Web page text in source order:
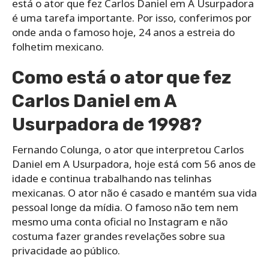
está o ator que fez Carlos Daniel em A Usurpadora
é uma tarefa importante. Por isso, conferimos por
onde anda o famoso hoje, 24 anos a estreia do
folhetim mexicano.
Como está o ator que fez
Carlos Daniel em A
Usurpadora de 1998?
Fernando Colunga, o ator que interpretou Carlos
Daniel em A Usurpadora, hoje está com 56 anos de
idade e continua trabalhando nas telinhas
mexicanas. O ator não é casado e mantém sua vida
pessoal longe da mídia. O famoso não tem nem
mesmo uma conta oficial no Instagram e não
costuma fazer grandes revelações sobre sua
privacidade ao público.